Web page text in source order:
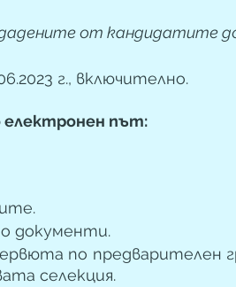
от кандидатите
г., включително.
електронен път:
документи.
по предварителен
селекция.